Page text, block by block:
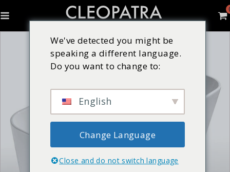
We've detected you might be
speaking a different language.
Do you want to change to:
English
Change Language
Close and do not switch language